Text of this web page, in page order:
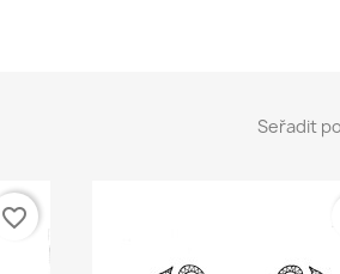
Seřadit
favorite_border